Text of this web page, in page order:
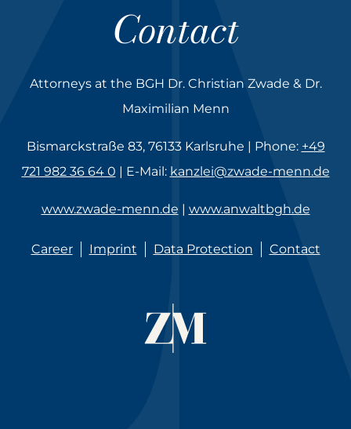
Contact
Attorneys at the BGH Dr. Christian Zwade & Dr.
Maximilian Menn
Bismarckstraße 83, 76133 Karlsruhe | Phone: +49
721 982 36 64 0 | E-Mail: kanzlei@zwade-menn.de
www.zwade-menn.de | www.anwaltbgh.de
Career Imprint Data Protection Contact